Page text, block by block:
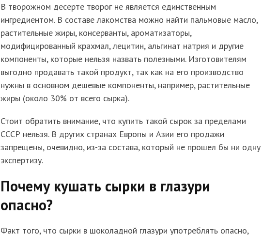
В творожном десерте творог не является единственным
ингредиентом. В составе лакомства можно найти пальмовые масло,
растительные жиры, консерванты, ароматизаторы,
модифицированный крахмал, лецитин, альгинат натрия и другие
компоненты, которые нельзя назвать полезными. Изготовителям
выгодно продавать такой продукт, так как на его производство
нужны в основном дешевые компоненты, например, растительные
жиры (около 30% от всего сырка).
Стоит обратить внимание, что купить такой сырок за пределами
СССР нельзя. В других странах Европы и Азии его продажи
запрещены, очевидно, из-за состава, который не прошел бы ни одну
экспертизу.
Почему кушать сырки в глазури
опасно?
Факт того, что сырки в шоколадной глазури употреблять опасно,